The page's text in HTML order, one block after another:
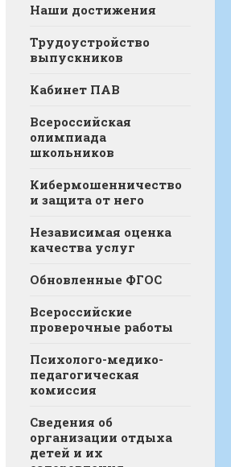
Наши достижения
Трудоустройство
выпускников
Кабинет ПАВ
Всероссийская
олимпиада
школьников
Кибермошенничество
и защита от него
Независимая оценка
качества услуг
Обновленные ФГОС
Всероссийские
проверочные работы
Психолого-медико-
педагогическая
комиссия
Сведения об
организации отдыха
детей и их